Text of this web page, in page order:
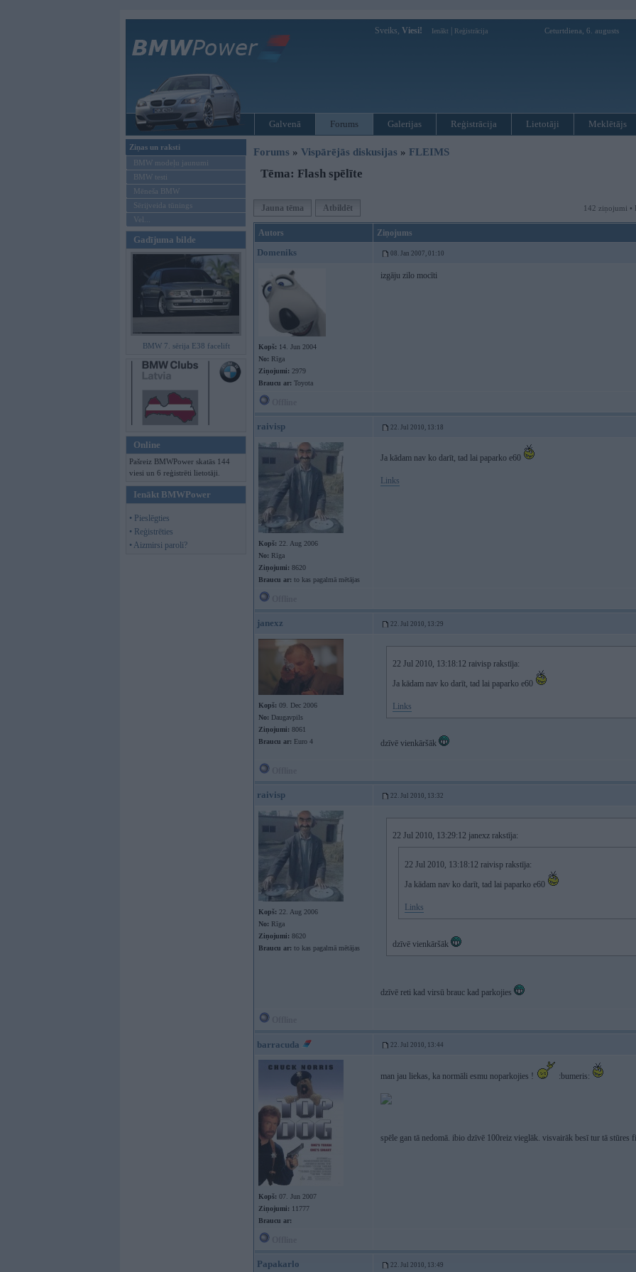
Sveiks, Viesi! Ienākt Reģistrācija Ceturtdiena, 6. augusts
Galvenā Forums Galerijas Reģistrācija Lietotāji Meklētājs
Ziņas un raksti
BMW modeļu jaunumi
BMW testi
Mēneša BMW
Sērijveida tūnings
Vel...
Gadījuma bilde
BMW 7. sērija E38 facelift
Online
Pašreiz BMWPower skatās 144
viesi un 6 reģistrēti lietotāji.
Ienākt BMWPower
• Pieslēgties
• Reģistrēties
• Aizmirsi paroli?
Forums » Vispārējās diskusijas » FLEIMS
Tēma: Flash spēlīte
Jauna tēma Atbildēt 142 ziņojumi •
Autors Ziņojums
Domeniks 08. Jan 2007, 01:10
Kopš: 14. Jun 2004
No: Rīga
Ziņojumi: 2979
Braucu ar: Toyota
izgāju zilo mocīti
raivisp 22. Jul 2010, 13:18
Kopš: 22. Aug 2006
No: Rīga
Ziņojumi: 8620
Braucu ar: to kas pagalmā mētājas
Ja kādam nav ko darīt, tad lai paparko e60
Links
janexz 22. Jul 2010, 13:29
Kopš: 09. Dec 2006
No: Daugavpils
Ziņojumi: 8061
Braucu ar: Euro 4
22 Jul 2010, 13:18:12 raivisp rakstīja:
Ja kādam nav ko darīt, tad lai paparko e60
Links
dzīvē vienkāršāk
raivisp 22. Jul 2010, 13:32
Kopš: 22. Aug 2006
No: Rīga
Ziņojumi: 8620
Braucu ar: to kas pagalmā mētājas
22 Jul 2010, 13:29:12 janexz rakstīja:
22 Jul 2010, 13:18:12 raivisp rakstīja:
Ja kādam nav ko darīt, tad lai paparko e60
Links
dzīvē vienkāršāk
dzīvē reti kad virsū brauc kad parkojies
barracuda 22. Jul 2010, 13:44
Kopš: 07. Jun 2007
Ziņojumi: 11777
Braucu ar:
man jau liekas, ka normāli esmu noparkojies ! :bumeris:
spēle gan tā nedomā. ibio dzīvē 100reiz vieglāk. visvairāk besī tur tā stūres
Papakarlo 22. Jul 2010, 13:49